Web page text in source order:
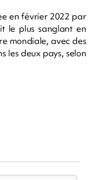
en février 2022 par
le plus sanglant en
mondiale, avec des
les deux pays, selon